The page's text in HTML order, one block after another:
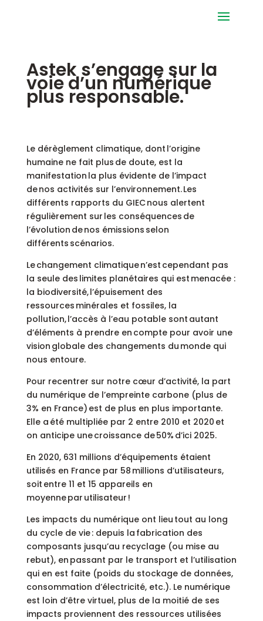
Astek s’engage sur la
voie d’un numérique
plus responsable.
Le dérèglement climatique, dont l’origine
humaine ne fait plus de doute, est la
manifestation la plus évidente de l’impact
de nos activités sur l’environnement. Les
différents rapports du GIEC nous alertent
régulièrement sur les conséquences de
l’évolution de nos émissions selon
différents scénarios.
Le changement climatique n’est cependant pas
la seule des limites planétaires qui est menacée :
la biodiversité, l’épuisement des
ressources minérales et fossiles, la
pollution, l’accès à l’eau potable sont autant
d’éléments à prendre en compte pour avoir une
vision globale des changements du monde qui
nous entoure.
Pour recentrer sur notre cœur d’activité, la part
du numérique de l’empreinte carbone (plus de
3% en France) est de plus en plus importante.
Elle a été multipliée par 2 entre 2010 et 2020 et
on anticipe une croissance de 50% d’ici 2025.
En 2020, 631 millions d’équipements étaient
utilisés en France par 58 millions d’utilisateurs,
soit entre 11 et 15 appareils en
moyenne par utilisateur !
Les impacts du numérique ont lieu tout au long
du cycle de vie : depuis la fabrication des
composants jusqu’au recyclage (ou mise au
rebut), en passant par le transport et l’utilisation
qui en est faite (poids du stockage de données,
consommation d’électricité, etc.). Le numérique
est loin d’être virtuel, plus de la moitié de ses
impacts proviennent des ressources utilisées